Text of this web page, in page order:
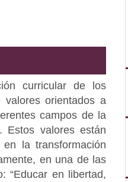
curricular de los
orientados a
campos de la
valores están
la transformación
en una de las
“Educar en libertad,